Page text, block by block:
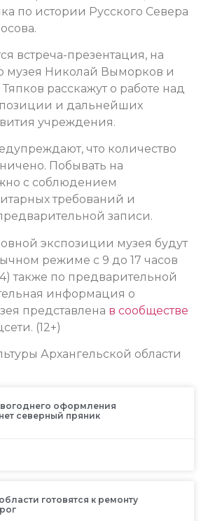
по истории Русского Севера
встреча-презентация, на
музея Николай Выморков и
расскажут о работе над
и дальнейших
учреждения.
что количество
Побывать на
с соблюдением
требований и
записи.
экспозиции музея будут
режиме с 9 до 17 часов
также по предварительной
информация о
представлена в сообществе
(12+)
Архангельской области
оформления
северный пряник
готовятся к ремонту